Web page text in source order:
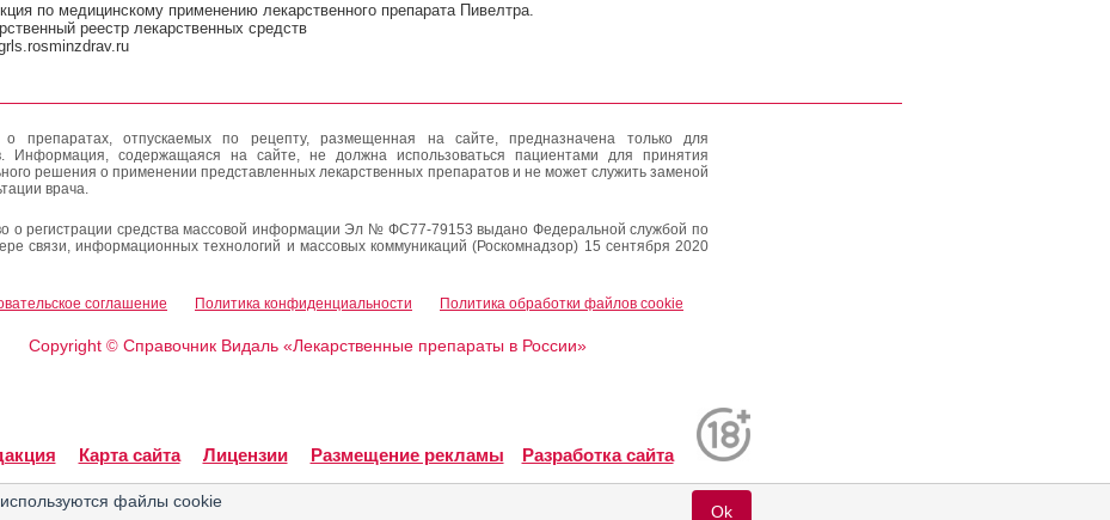
по медицинскому применению лекарственного препарата Пивелтра.
реестр лекарственных средств
препаратах, отпускаемых по рецепту, размещенная на сайте, предназначена только для
Информация, содержащаяся на сайте, не должна использоваться пациентами для принятия
решения о применении представленных лекарственных препаратов и не может служить заменой
врача.
о регистрации средства массовой информации Эл № ФС77-79153 выдано Федеральной службой по
связи, информационных технологий и массовых коммуникаций (Роскомнадзор) 15 сентября 2020
соглашение Политика конфиденциальности Политика обработки файлов cookie
Copyright ©Справочник Видаль «Лекарственные препараты в России»
Карта сайта Лицензии Размещение рекламы Разработка сайта
файлы cookie
Ok